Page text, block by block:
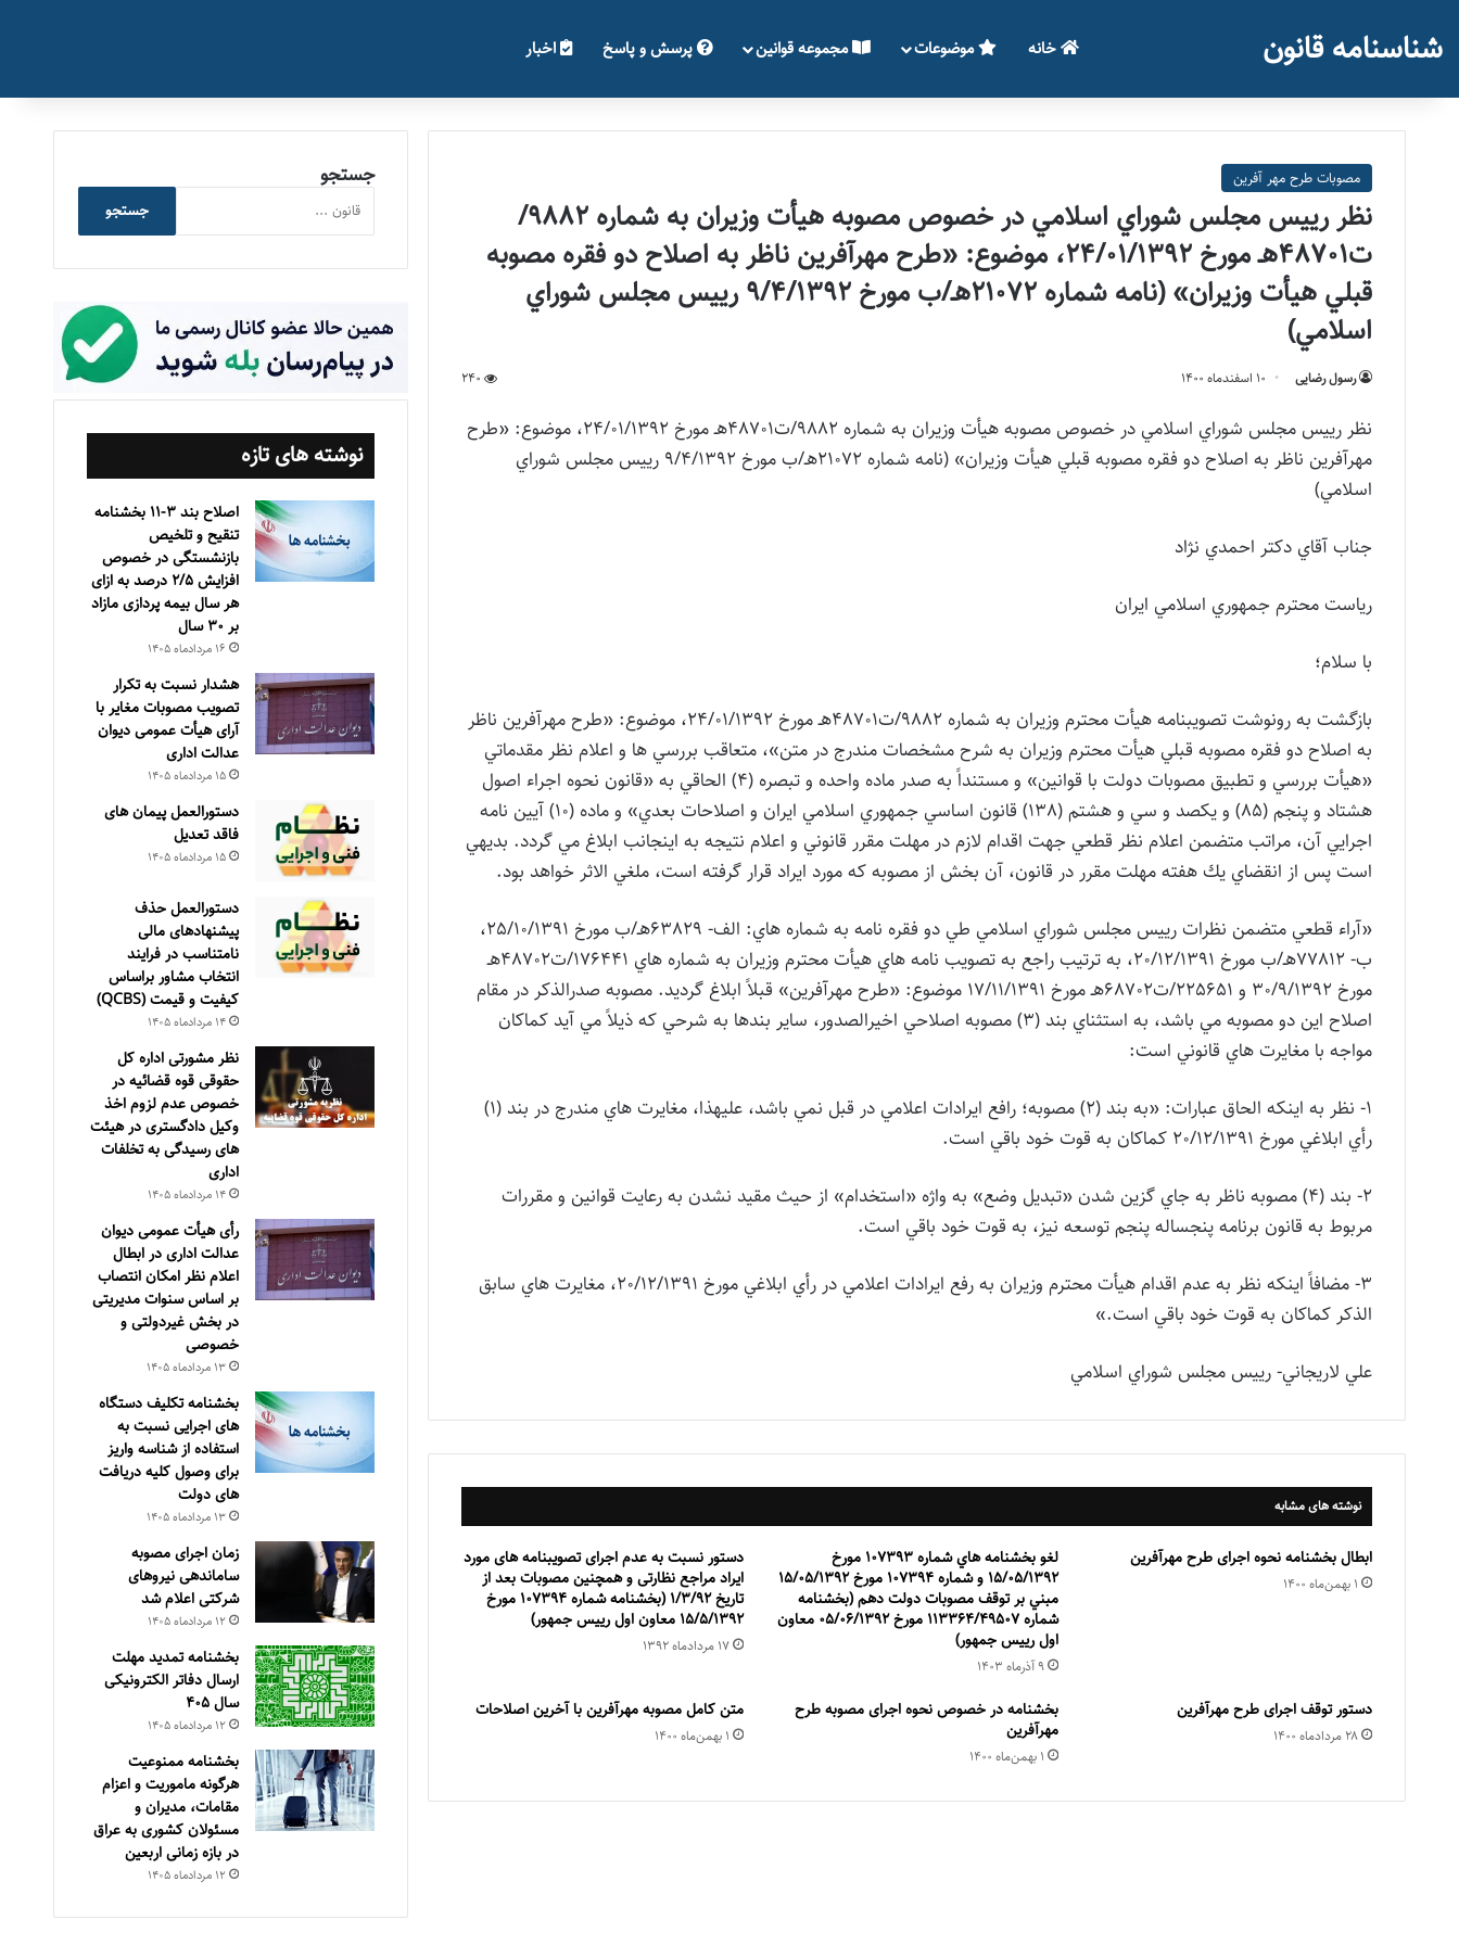
شناسنامه قانون خانه موضوعات مجموعه قوانین پرسش و پاسخ اخبار
مصوبات طرح مهر آفرین
نظر رييس مجلس شوراي اسلامي در خصوص مصوبه هيأت وزيران به شماره 9882/
ت48701هـ مورخ 24/01/1392، موضوع: «طرح مهرآفرين ناظر به اصلاح دو فقره مصوبه
قبلي هيأت وزيران» (نامه شماره 21072هـ/ب مورخ 9/4/1392 رييس مجلس شوراي
اسلامي)
رسول رضایی ۱۰ اسفند‌ماه ۱۴۰۰ 240
نظر رييس مجلس شوراي اسلامي در خصوص مصوبه هيأت وزيران به شماره 9882/ت48701هـ مورخ 24/01/1392، موضوع: «طرح
مهرآفرين ناظر به اصلاح دو فقره مصوبه قبلي هيأت وزيران» (نامه شماره 21072هـ/ب مورخ 9/4/1392 رييس مجلس شوراي
اسلامي)
جناب آقاي دكتر احمدي نژاد
رياست محترم جمهوري اسلامي ايران
با سلام؛
بازگشت به رونوشت تصويبنامه هيأت محترم وزيران به شماره 9882/ت48701هـ مورخ 24/01/1392، موضوع: «طرح مهرآفرين ناظر
به اصلاح دو فقره مصوبه قبلي هيأت محترم وزيران به شرح مشخصات مندرج در متن»، متعاقب بررسي ها و اعلام نظر مقدماتي
«هيأت بررسي و تطبيق مصوبات دولت با قوانين» و مستنداً به صدر ماده واحده و تبصره (4) الحاقي به «قانون نحوه اجراء اصول
هشتاد و پنجم (85) و يكصد و سي و هشتم (138) قانون اساسي جمهوري اسلامي ايران و اصلاحات بعدي» و ماده (10) آيين نامه
اجرايي آن، مراتب متضمن اعلام نظر قطعي جهت اقدام لازم در مهلت مقرر قانوني و اعلام نتيجه به اينجانب ابلاغ مي گردد. بديهي
است پس از انقضاي يك هفته مهلت مقرر در قانون، آن بخش از مصوبه كه مورد ايراد قرار گرفته است، ملغي الاثر خواهد بود.
«آراء قطعي متضمن نظرات رييس مجلس شوراي اسلامي طي دو فقره نامه به شماره هاي: الف- 63829هـ/ب مورخ 25/10/1391،
ب- 77812هـ/ب مورخ 20/12/1391، به ترتيب راجع به تصويب نامه هاي هيأت محترم وزيران به شماره هاي 176441/ت48702هـ
مورخ 30/9/1392 و 225651/ت68702هـ مورخ 17/11/1391 موضوع: «طرح مهرآفرين» قبلاً ابلاغ گرديد. مصوبه صدرالذكر در مقام
اصلاح اين دو مصوبه مي باشد، به استثناي بند (3) مصوبه اصلاحي اخيرالصدور، ساير بندها به شرحي كه ذيلاً مي آيد كماكان
مواجه با مغايرت هاي قانوني است:
1- نظر به اينكه الحاق عبارات: «به بند (2) مصوبه؛ رافع ايرادات اعلامي در قبل نمي باشد، عليهذا، مغايرت هاي مندرج در بند (1)
رأي ابلاغي مورخ 20/12/1391 كماكان به قوت خود باقي است.
2- بند (4) مصوبه ناظر به جاي گزين شدن «تبديل وضع» به واژه «استخدام» از حيث مقيد نشدن به رعايت قوانين و مقررات
مربوط به قانون برنامه پنجساله پنجم توسعه نيز، به قوت خود باقي است.
3- مضافاً اينكه نظر به عدم اقدام هيأت محترم وزيران به رفع ايرادات اعلامي در رأي ابلاغي مورخ 20/12/1391، مغايرت هاي سابق
الذكر كماكان به قوت خود باقي است.»
علي لاريجاني- رييس مجلس شوراي اسلامي
نوشته های مشابه
ابطال بخشنامه نحوه اجرای طرح مهرآفرین
۱ بهمن‌ماه ۱۴۰۰
لغو بخشنامه هاي شماره ۱۰۷۳۹۳ مورخ
۱۵/۰۵/۱۳۹۲ و شماره ۱۰۷۳۹۴ مورخ ۱۵/۰۵/۱۳۹۲
مبني بر توقف مصوبات دولت دهم (بخشنامه
شماره ۱۱۳۳۶۴/۴۹۵۰۷ مورخ ۰۵/۰۶/۱۳۹۲ معاون
اول رييس جمهور)
۹ آذر‌ماه ۱۴۰۳
دستور نسبت به عدم اجرای تصویبنامه های مورد
ایراد مراجع نظارتی و همچنین مصوبات بعد از
تاریخ 1/3/92 (بخشنامه شماره 107394 مورخ
15/5/1392 معاون اول رییس جمهور)
۱۷ مرداد‌ماه ۱۳۹۲
دستور توقف اجرای طرح مهرآفرین
۲۸ مرداد‌ماه ۱۴۰۰
بخشنامه در خصوص نحوه اجرای مصوبه طرح
مهرآفرین
۱ بهمن‌ماه ۱۴۰۰
متن کامل مصوبه مهرآفرین با آخرین اصلاحات
۱ بهمن‌ماه ۱۴۰۰
جستجو
جستجو
نوشته های تازه
اصلاح بند ۳‏-۱۱ بخشنامه
تنقیح و تلخیص
بازنشستگی در خصوص
افزایش ۵‏‏‏‏‏‏‏‏‏/۲ درصد به ازای
هر سال بیمه پردازی مازاد
بر ۳۰‏ سال
۱۶ مرداد‌ماه ۱۴۰۵
هشدار نسبت به تکرار
تصویب مصوبات مغایر با
آرای هیأت عمومی دیوان
عدالت اداری
۱۵ مرداد‌ماه ۱۴۰۵
دستورالعمل پیمان های
فاقد تعدیل
۱۵ مرداد‌ماه ۱۴۰۵
دستورالعمل حذف
پيشنهادهای مالی
نامتناسب در فرايند
انتخاب مشاور براساس
كيفيت و قيمت (QCBS)
۱۴ مرداد‌ماه ۱۴۰۵
نظر مشورتی اداره کل
حقوقی قوه قضائیه در
خصوص عدم لزوم اخذ
وکیل دادگستری در هیئت
های رسیدگی به تخلفات
اداری
۱۴ مرداد‌ماه ۱۴۰۵
رأی هیأت عمومی دیوان
عدالت اداری در ابطال
اعلام نظر امکان انتصاب
بر اساس سنوات مدیریتی
در بخش غیردولتی و
خصوصی
۱۳ مرداد‌ماه ۱۴۰۵
بخشنامه تکلیف دستگاه
های اجرایی نسبت به
استفاده از شناسه واریز
برای وصول کلیه دریافت
های دولت
۱۳ مرداد‌ماه ۱۴۰۵
زمان اجرای مصوبه
ساماندهی نیروهای
شرکتی اعلام شد
۱۲ مرداد‌ماه ۱۴۰۵
بخشنامه تمدید مهلت
ارسال دفاتر الکترونیکی
سال ۴۰۵
۱۲ مرداد‌ماه ۱۴۰۵
بخشنامه ممنوعیت
هرگونه ماموریت و اعزام
مقامات، مدیران و
مسئولان کشوری به عراق
در بازه زمانی اربعین
۱۲ مرداد‌ماه ۱۴۰۵